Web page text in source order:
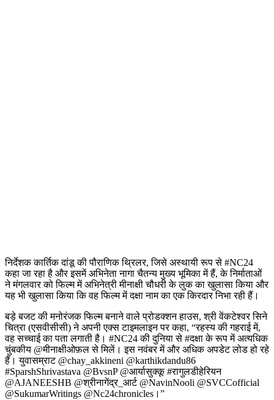
निर्देशक कार्तिक दांडू की पौराणिक थ्रिलर, जिसे अस्थायी रूप से #NC24
कहा जा रहा है और इसमें अभिनेता नागा चैतन्य मुख्य भूमिका में हैं, के निर्माताओं
ने मंगलवार को फिल्म में अभिनेत्री मीनाक्षी चौधरी के लुक का खुलासा किया और
यह भी खुलासा किया कि वह फिल्म में दक्षा नाम का एक किरदार निभा रही हैं।
बड़े बजट की मनोरंजक फिल्म बनाने वाले प्रोडक्शन हाउस, श्री वेंकटेश्वर सिने
चित्रा (एसवीसीसी) ने अपनी एक्स टाइमलाइन पर कहा, “रहस्य की गहराई में,
वह सच्चाई का पता लगाती है। #NC24 की दुनिया से #दक्षा के रूप में अत्यधिक
चुंबकीय @मीनाक्षीओफ़ल से मिलें। इस नवंबर में और अधिक अपडेट लोड हो रहे
हैं। युवासम्राट @chay_akkineni @karthikdandu86
#SparshShrivastava @BvsnP @आर्यासुक्कू #रागुलडीहेरियन
@AJANEESHB @श्रीनागेंद्र_आर्ट @NavinNooli @SVCCofficial
@SukumarWritings @Nc24chronicles।”